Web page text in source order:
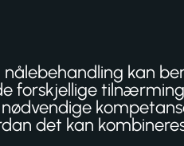
kan
forskjellige
det kan